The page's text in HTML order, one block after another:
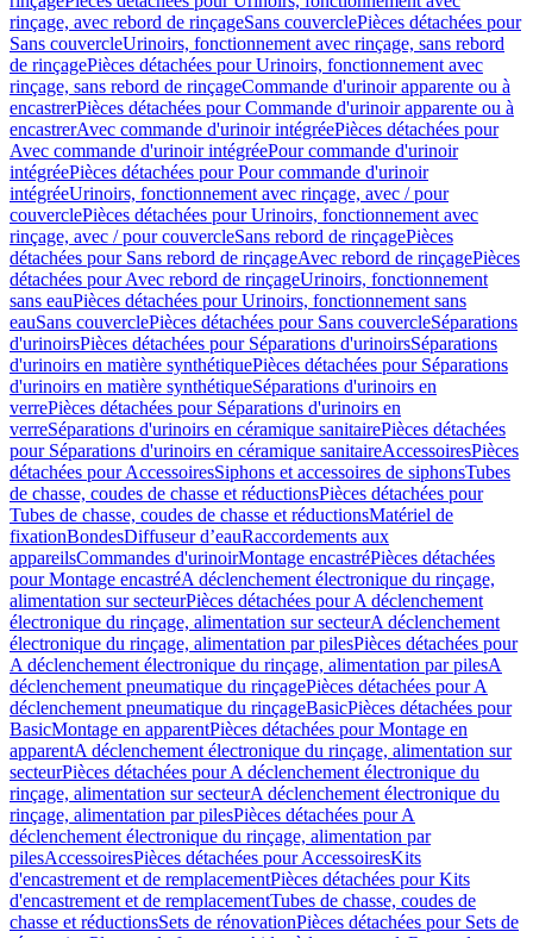
rinçage, avec rebord de rinçageSans couverclePièces détachées pour
Sans couvercleUrinoirs, fonctionnement avec rinçage, sans rebord
de rinçagePièces détachées pour Urinoirs, fonctionnement avec
rinçage, sans rebord de rinçageCommande d'urinoir apparente ou à
encastrerPièces détachées pour Commande d'urinoir apparente ou à
encastrerAvec commande d'urinoir intégréePièces détachées pour
Avec commande d'urinoir intégréePour commande d'urinoir
intégréePièces détachées pour Pour commande d'urinoir
intégréeUrinoirs, fonctionnement avec rinçage, avec / pour
couverclePièces détachées pour Urinoirs, fonctionnement avec
rinçage, avec / pour couvercleSans rebord de rinçagePièces
détachées pour Sans rebord de rinçageAvec rebord de rinçagePièces
détachées pour Avec rebord de rinçageUrinoirs, fonctionnement
sans eauPièces détachées pour Urinoirs, fonctionnement sans
eauSans couverclePièces détachées pour Sans couvercleSéparations
d'urinoirsPièces détachées pour Séparations d'urinoirsSéparations
d'urinoirs en matière synthétiquePièces détachées pour Séparations
d'urinoirs en matière synthétiqueSéparations d'urinoirs en
verrePièces détachées pour Séparations d'urinoirs en
verreSéparations d'urinoirs en céramique sanitairePièces détachées
pour Séparations d'urinoirs en céramique sanitaireAccessoiresPièces
détachées pour AccessoiresSiphons et accessoires de siphonsTubes
de chasse, coudes de chasse et réductionsPièces détachées pour
Tubes de chasse, coudes de chasse et réductionsMatériel de
fixationBondesDiffuseur d’eauRaccordements aux
appareilsCommandes d'urinoirMontage encastréPièces détachées
pour Montage encastréA déclenchement électronique du rinçage,
alimentation sur secteurPièces détachées pour A déclenchement
électronique du rinçage, alimentation sur secteurA déclenchement
électronique du rinçage, alimentation par pilesPièces détachées pour
A déclenchement électronique du rinçage, alimentation par pilesA
déclenchement pneumatique du rinçagePièces détachées pour A
déclenchement pneumatique du rinçageBasicPièces détachées pour
BasicMontage en apparentPièces détachées pour Montage en
apparentA déclenchement électronique du rinçage, alimentation sur
secteurPièces détachées pour A déclenchement électronique du
rinçage, alimentation sur secteurA déclenchement électronique du
rinçage, alimentation par pilesPièces détachées pour A
déclenchement électronique du rinçage, alimentation par
pilesAccessoiresPièces détachées pour AccessoiresKits
d'encastrement et de remplacementPièces détachées pour Kits
d'encastrement et de remplacementTubes de chasse, coudes de
chasse et réductionsSets de rénovationPièces détachées pour Sets de